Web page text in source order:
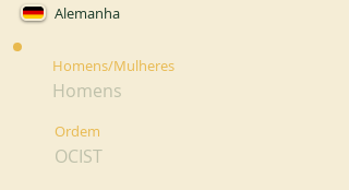
Alemanha
Homens/Mulheres
Homens
Ordem
OCIST